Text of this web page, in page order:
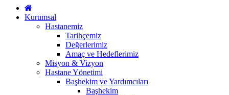
Kurumsal
Hastanemiz
Tarihçemiz
Değerlerimiz
Amaç ve Hedeflerimiz
Misyon & Vizyon
Hastane Yönetimi
Başhekim ve Yardımcıları
Başhekim